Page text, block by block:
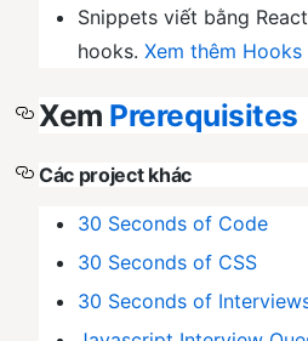
Snippets viết bằng
hooks. Xem thêm Hooks
Xem Prerequisites
Các project khác
30 Seconds of Code
30 Seconds of CSS
30 Seconds of